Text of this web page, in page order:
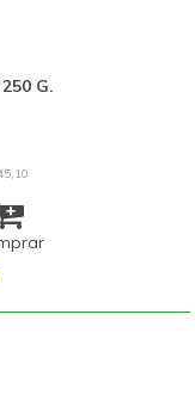
G.